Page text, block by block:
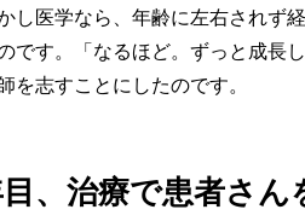
し医学なら、年齢に左右されず
です。「なるほど。ずっと成長
を志すことにしたのです。
、治療で患者さ